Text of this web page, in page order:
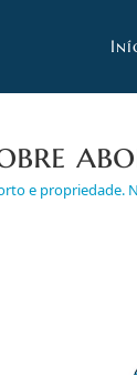
e propriedade.